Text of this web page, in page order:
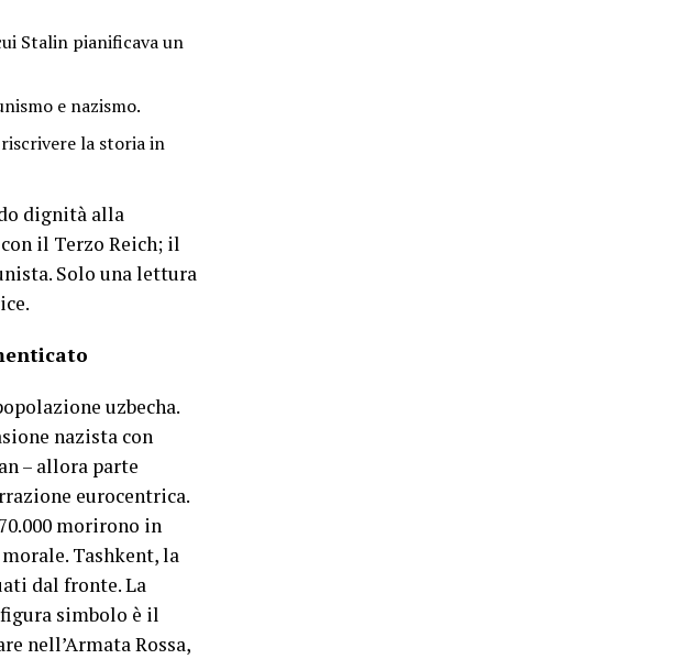
Stalin pianificava un
e nazismo.
la storia in
dignità alla
il Terzo Reich; il
Solo una lettura
uzbecha.
nazista con
– allora parte
eurocentrica.
morirono in
Tashkent, la
dal fronte. La
simbolo è il
nell’Armata Rossa,